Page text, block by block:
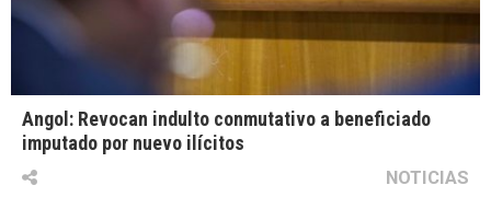
Angol: Revocan indulto conmutativo a beneficiado
imputado por nuevo ilícitos
NOTICIAS